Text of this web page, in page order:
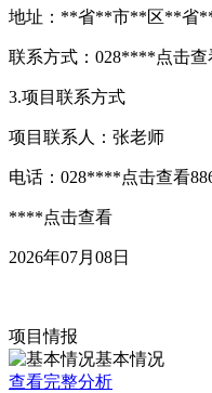
地址：**省**市**区**省
联系方式：028****点击查
3.项目联系方式
项目联系人：张老师
电话：028****点击查看
****点击查看
2026年07月08日
项目情报
基本情况
查看完整分析